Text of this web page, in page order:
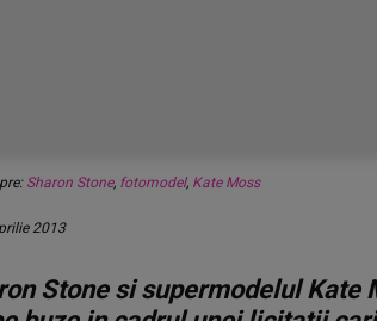
Sharon Stone, fotomodel, Kate Moss
2013
Stone si supermodelul Kate